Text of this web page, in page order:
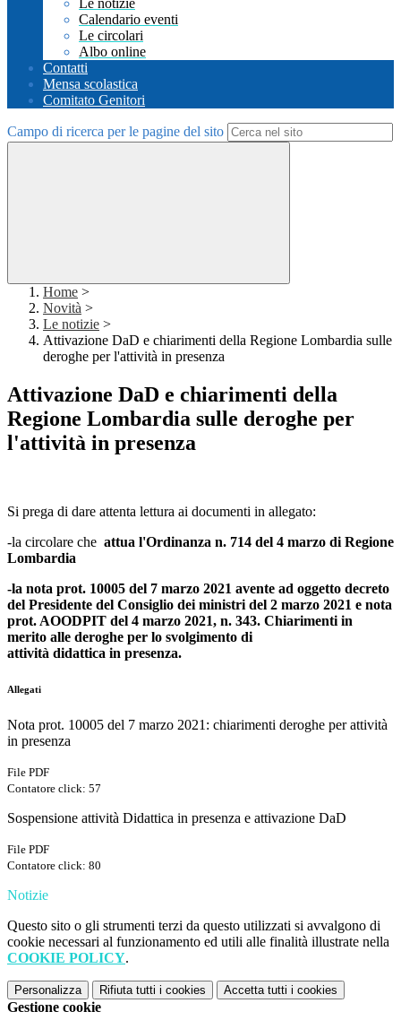
Le notizie
Calendario eventi
Le circolari
Albo online
Contatti
Mensa scolastica
Comitato Genitori
Campo di ricerca per le pagine del sito
Home >
Novità >
Le notizie >
Attivazione DaD e chiarimenti della Regione Lombardia sulle
deroghe per l'attività in presenza
Attivazione DaD e chiarimenti della
Regione Lombardia sulle deroghe per
l'attività in presenza
Si prega di dare attenta lettura ai documenti in allegato:
-la circolare che attua l'Ordinanza n. 714 del 4 marzo di Regione
Lombardia
-la nota prot. 10005 del 7 marzo 2021 avente ad oggetto decreto
del Presidente del Consiglio dei ministri del 2 marzo 2021 e nota
prot. AOODPIT del 4 marzo 2021, n. 343. Chiarimenti in
merito alle deroghe per lo svolgimento di
attività didattica in presenza.
Allegati
Nota prot. 10005 del 7 marzo 2021: chiarimenti deroghe per attività
in presenza
File PDF
Contatore click: 57
Sospensione attività Didattica in presenza e attivazione DaD
File PDF
Contatore click: 80
Notizie
Questo sito o gli strumenti terzi da questo utilizzati si avvalgono di
cookie necessari al funzionamento ed utili alle finalità illustrate nella
COOKIE POLICY.
Personalizza Rifiuta tutti i cookies Accetta tutti i cookies
Gestione cookie